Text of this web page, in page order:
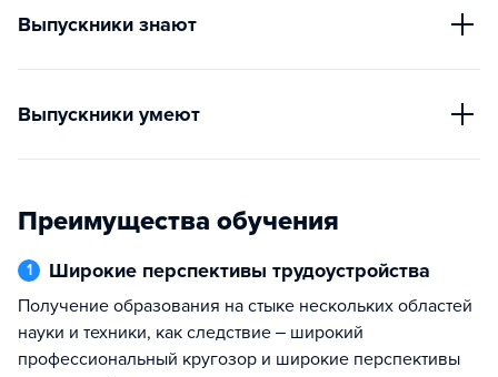
Выпускники знают
Выпускники умеют
Преимущества обучения
1 Широкие перспективы трудоустройства
Получение образования на стыке нескольких областей
науки и техники, как следствие ‒ широкий
профессиональный кругозор и широкие перспективы